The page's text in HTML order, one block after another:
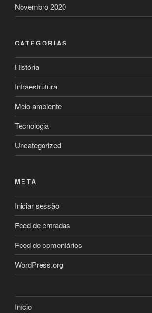
Novembro 2020
CATEGORIAS
História
Infraestrutura
Meio ambiente
Tecnologia
Uncategorized
META
Iniciar sessão
Feed de entradas
Feed de comentários
WordPress.org
Início